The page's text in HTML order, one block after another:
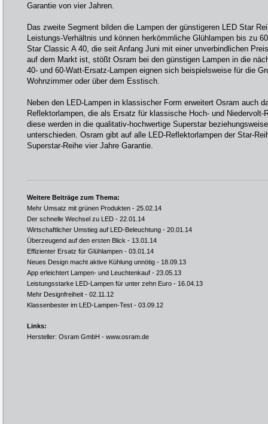
Garantie von vier Jahren.
Das zweite Segment bilden die Lampen der günstigeren LED Star
Leistungs-Verhältnis und können herkömmliche Glühlampen bis zu
Star Classic A 40, die seit Anfang Juni mit einer unverbindlichen
auf dem Markt ist, stößt Osram bei den günstigen Lampen in die
40- und 60-Watt-Ersatz-Lampen eignen sich beispielsweise für die
Wohnzimmer oder über dem Esstisch.
Neben den LED-Lampen in klassischer Form erweitert Osram auch
Reflektorlampen, die als Ersatz für klassische Hoch- und Niedervolt-
diese werden in die qualitativ-hochwertige Superstar
unterschieden. Osram gibt auf alle LED-Reflektorlampen der Star-
Superstar-Reihe vier Jahre Garantie.
Weitere Beiträge zum Thema:
Mehr Umsatz mit grünen Produkten - 25.02.14
Der schnelle Wechsel zu LED - 22.01.14
Wirtschaftlicher Umstieg auf LED-Beleuchtung - 20.01.14
Überzeugend auf den ersten Blick - 13.01.14
Effizienter Ersatz für Glühlampen - 03.01.14
Neues Design macht aktive Kühlung unnötig - 18.09.13
App erleichtert Lampen- und Leuchtenkauf - 23.05.13
Leistungsstarke LED-Lampen für unter zehn Euro - 16.04.13
Mehr Designfreiheit - 02.11.12
Klassenbester im LED-Lampen-Test - 03.09.12
Links:
Hersteller: Osram GmbH - www.osram.de